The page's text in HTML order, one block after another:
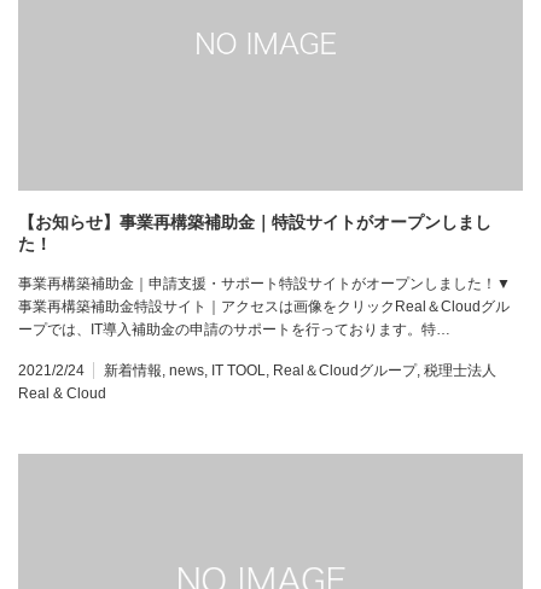
【お知らせ】事業再構築補助金｜特設サイトがオープンしまし
た！
事業再構築補助金｜申請支援・サポート特設サイトがオープンしました！▼
事業再構築補助金特設サイト｜アクセスは画像をクリックReal＆Cloudグル
ープでは、IT導入補助金の申請のサポートを行っております。特…
2021/2/24 新着情報, news, IT TOOL, Real＆Cloudグループ, 税理士法人
Real & Cloud